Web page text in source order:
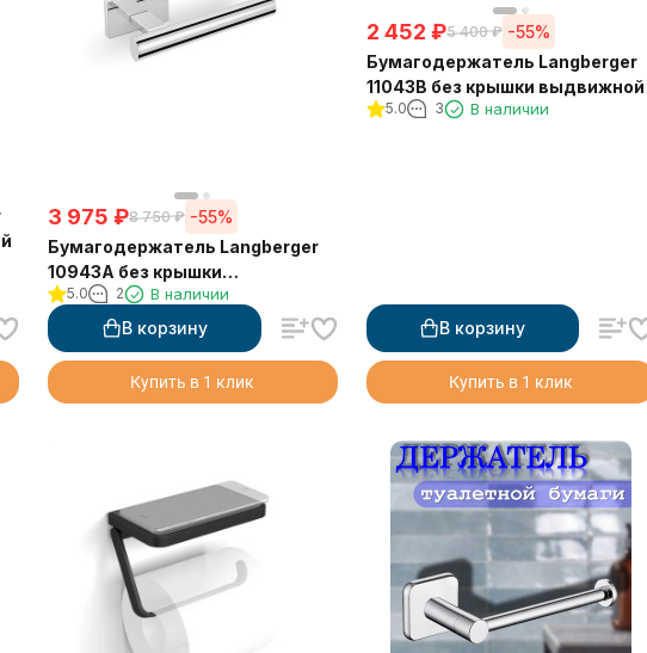
3 975 ₽8 750 ₽ -55%
Бумагодержатель Langberger
10943A без крышки
квадратный
5.0 2 В наличии
В корзину
Купить в 1 клик
2 452 ₽5 400 ₽ -55%
Бумагодержатель Langberger
11043B без крышки выдвижной
5.0 3 В наличии
В корзину
Купить в 1 клик